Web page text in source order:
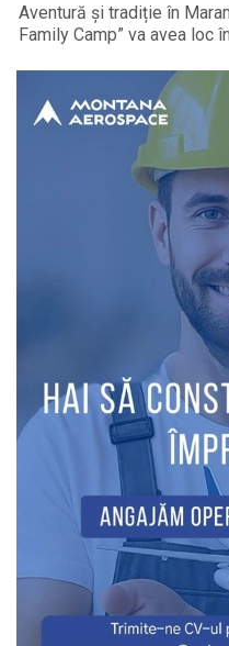
Aventură și tradiție în
Family Camp” va avea loc